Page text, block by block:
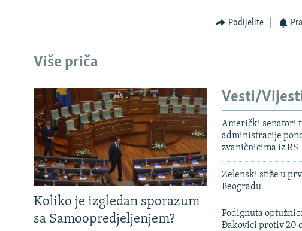
Podijelite
Više priča
Koliko je izgledan sporazum
sa Samoopredjeljenjem?
Vesti/
Američki senatori
administracije
zvaničnicima iz RS
Zelenski stiže u
Beogradu
Podignuta
Đakovici protiv 20